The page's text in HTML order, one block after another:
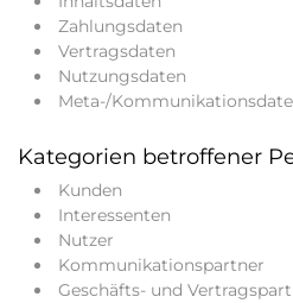
Zahlungsdaten
Vertragsdaten
Nutzungsdaten
Meta-/
Kategorien betroffener
Kunden
Interessenten
Nutzer
Kommunikationspartner
Geschäfts- und